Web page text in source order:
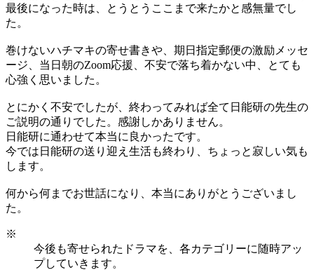
最後になった時は、とうとうここまで来たかと感無量でし
た。
巻けないハチマキの寄せ書きや、期日指定郵便の激励メッセ
ージ、当日朝のZoom応援、不安で落ち着かない中、とても
心強く思いました。
とにかく不安でしたが、終わってみれば全て日能研の先生の
ご説明の通りでした。感謝しかありません。
日能研に通わせて本当に良かったです。
今では日能研の送り迎え生活も終わり、ちょっと寂しい気も
します。
何から何までお世話になり、本当にありがとうございまし
た。
※
今後も寄せられたドラマを、各カテゴリーに随時アッ
プしていきます。